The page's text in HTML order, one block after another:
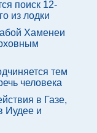
поиск 12-
из лодки
Хаменеи
тем
человека
в Газе,
Иудее и